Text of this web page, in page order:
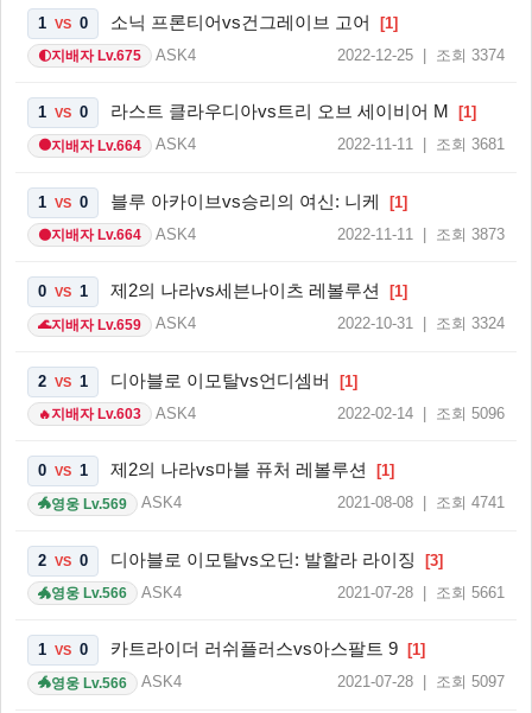
1 VS 0 소닉 프론티어vs건그레이브 고어 [1]
🌓지배자 Lv.675 ASK4 2022-12-25 | 조회 3374
1 VS 0 라스트 클라우디아vs트리 오브 세이비어 M [1]
🌑지배자 Lv.664 ASK4 2022-11-11 | 조회 3681
1 VS 0 블루 아카이브vs승리의 여신: 니케 [1]
🌑지배자 Lv.664 ASK4 2022-11-11 | 조회 3873
0 VS 1 제2의 나라vs세븐나이츠 레볼루션 [1]
🌊지배자 Lv.659 ASK4 2022-10-31 | 조회 3324
2 VS 1 디아블로 이모탈vs언디셈버 [1]
🔥지배자 Lv.603 ASK4 2022-02-14 | 조회 5096
0 VS 1 제2의 나라vs마블 퓨처 레볼루션 [1]
🐲영웅 Lv.569 ASK4 2021-08-08 | 조회 4741
2 VS 0 디아블로 이모탈vs오딘: 발할라 라이징 [3]
🐲영웅 Lv.566 ASK4 2021-07-28 | 조회 5661
1 VS 0 카트라이더 러쉬플러스vs아스팔트 9 [1]
🐲영웅 Lv.566 ASK4 2021-07-28 | 조회 5097